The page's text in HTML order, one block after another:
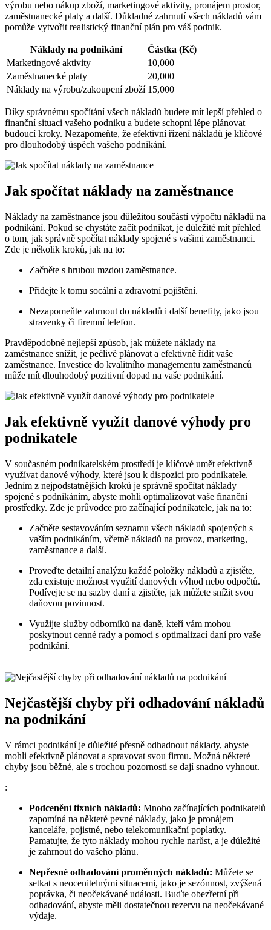
výrobu nebo nákup zboží, marketingové aktivity, pronájem prostor,
zaměstnanecké platy a další. Důkladné zahrnutí všech nákladů vám
pomůže vytvořit realistický finanční plán pro váš podnik.
Náklady na podnikání
Částka (Kč)
Marketingové aktivity
10,000
Zaměstnanecké platy
20,000
Náklady na výrobu/zakoupení zboží 15,000
Díky správnému spočítání všech nákladů budete mít lepší přehled o
finanční situaci vašeho podniku a budete schopni lépe plánovat
budoucí kroky. Nezapomeňte, že efektivní řízení nákladů je klíčové
pro dlouhodobý úspěch vašeho podnikání.
Jak spočítat náklady na zaměstnance
Náklady na zaměstnance jsou důležitou součástí výpočtu nákladů na
podnikání. Pokud se chystáte začít podnikat, je důležité mít přehled
o tom, jak správně spočítat náklady spojené s vašimi zaměstnanci.
Zde je několik kroků, jak na to:
Začněte s hrubou mzdou zaměstnance.
Přidejte k tomu socální a zdravotní pojištění.
Nezapomeňte zahrnout do nákladů i další benefity, jako jsou
stravenky či firemní telefon.
Pravděpodobně nejlepší způsob, jak můžete náklady na
zaměstnance snížit, je pečlivě plánovat a efektivně řídit vaše
zaměstnance. Investice do kvalitního managementu zaměstnanců
může mít dlouhodobý pozitivní dopad na vaše podnikání.
Jak efektivně využít danové výhody pro
podnikatele
V současném podnikatelském prostředí je klíčové umět efektivně
využívat danové výhody, které jsou k dispozici pro podnikatele.
Jedním z nejpodstatnějších kroků je správně spočítat náklady
spojené s podnikáním, abyste mohli optimalizovat vaše finanční
prostředky. Zde je průvodce pro začínající podnikatele, jak na to:
Začněte sestavováním seznamu všech nákladů spojených s
vaším podnikáním, včetně nákladů na provoz, marketing,
zaměstnance a další.
Proveďte detailní analýzu každé položky nákladů a zjistěte,
zda existuje možnost využití danových výhod nebo odpočtů.
Podívejte se na sazby daní a zjistěte, jak můžete snížit svou
daňovou povinnost.
Využijte služby odborníků na daně, kteří vám mohou
poskytnout cenné rady a pomoci s optimalizací daní pro vaše
podnikání.
Nejčastější chyby při odhadování nákladů
na podnikání
V rámci podnikání je důležité přesně odhadnout náklady, abyste
mohli efektivně plánovat a spravovat svou firmu. Možná některé
chyby jsou běžné, ale s trochou pozornosti se dají snadno vyhnout.
:
Podcenění fixních nákladů: Mnoho začínajících podnikatelů
zapomíná na některé pevné náklady, jako je pronájem
kanceláře, pojistné, nebo telekomunikační poplatky.
Pamatujte, že tyto náklady mohou rychle narůst, a je důležité
je zahrnout do vašeho plánu.
Nepřesné odhadování proměnných nákladů: Můžete se
setkat s neocenitelnými situacemi, jako je sezónnost, zvýšená
poptávka, či neočekávané události. Buďte obezřetní při
odhadování, abyste měli dostatečnou rezervu na neočekávané
výdaje.